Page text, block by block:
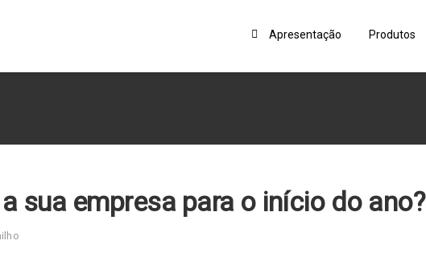
Apresentação Produtos
sua empresa para o início do ano?